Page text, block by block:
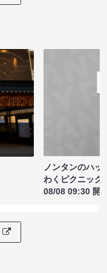
ノンタンのハッ
わくピクニック
08/08 09:30 開